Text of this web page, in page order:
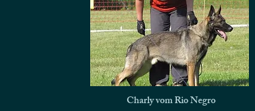
Charly vom Rio Negro